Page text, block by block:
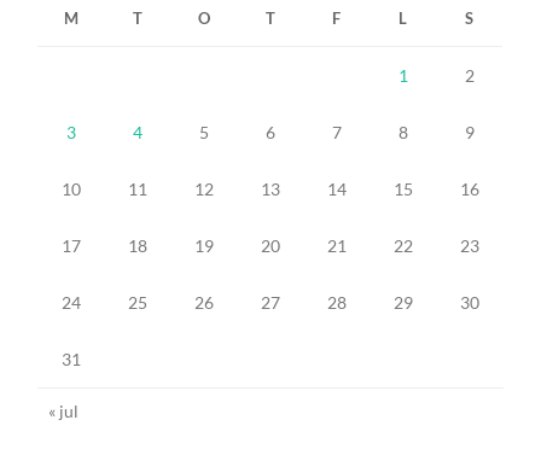
M T O T F L S
1 2
3 4 5 6 7 8 9
10 11 12 13 14 15 16
17 18 19 20 21 22 23
24 25 26 27 28 29 30
31
« jul